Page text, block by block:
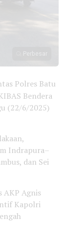
Perbesar
Polres Batu
Bendera
(22/6/2025)
Indrapura–
dan Sei
AKP Agnis
Kapolri